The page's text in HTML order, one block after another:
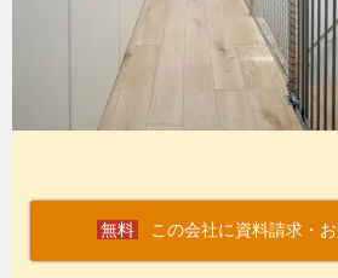
この会社に資料請求・